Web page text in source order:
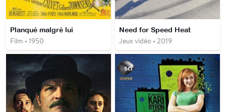
Planqué malgré lui
Film • 1950
Need for Speed Heat
Jeux vidéo • 2019